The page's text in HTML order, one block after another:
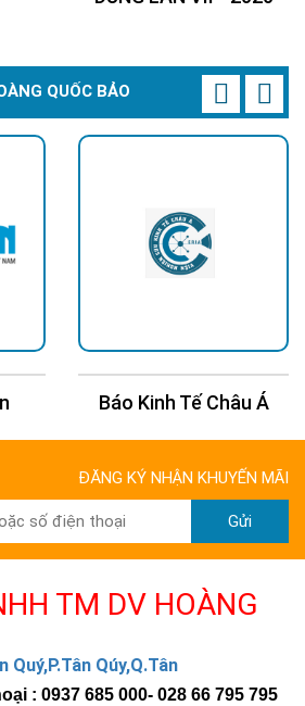
, tấm pin lớn
mặt trời sân vườnđộ sáng
mặt trời 1000wtấm pin lớn,
bảo hành 5 năm
QUỐC BẢO
Báo Kinh Tế Châu Á
ĐĂNG KÝ NHẬN KHUYẾN MÃI
Gửi
TM DV HOÀNG
Quý,P.Tân Qúy,Q.Tân
: 0937 685 000- 028 66 795 795